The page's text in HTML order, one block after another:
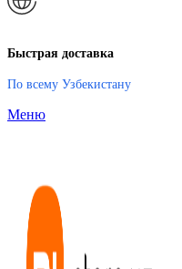
Быстрая доставка
По всему Узбекистану
Меню